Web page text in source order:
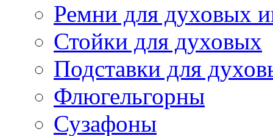
Ремни для духовых
Стойки для духовых
Подставки для
Флюгельгорны
Сузафоны